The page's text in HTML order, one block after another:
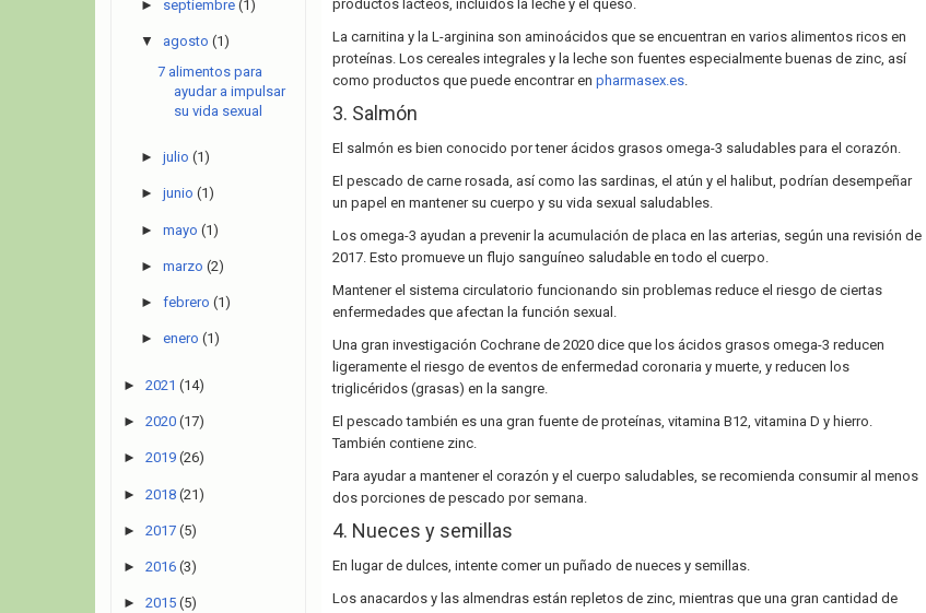
productos lácteos, incluidos la leche y el queso.
La carnitina y la L-arginina son aminoácidos que se encuentran en varios alimentos ricos en
proteínas. Los cereales integrales y la leche son fuentes especialmente buenas de zinc, así
como productos que puede encontrar en pharmasex.es.
3. Salmón
El salmón es bien conocido por tener ácidos grasos omega-3 saludables para el corazón.
El pescado de carne rosada, así como las sardinas, el atún y el halibut, podrían desempeñar
un papel en mantener su cuerpo y su vida sexual saludables.
Los omega-3 ayudan a prevenir la acumulación de placa en las arterias, según una revisión de
2017. Esto promueve un flujo sanguíneo saludable en todo el cuerpo.
Mantener el sistema circulatorio funcionando sin problemas reduce el riesgo de ciertas
enfermedades que afectan la función sexual.
Una gran investigación Cochrane de 2020 dice que los ácidos grasos omega-3 reducen
ligeramente el riesgo de eventos de enfermedad coronaria y muerte, y reducen los
triglicéridos (grasas) en la sangre.
El pescado también es una gran fuente de proteínas, vitamina B12, vitamina D y hierro.
También contiene zinc.
Para ayudar a mantener el corazón y el cuerpo saludables, se recomienda consumir al menos
dos porciones de pescado por semana.
4. Nueces y semillas
En lugar de dulces, intente comer un puñado de nueces y semillas.
Los anacardos y las almendras están repletos de zinc, mientras que una gran cantidad de
► septiembre (1)
▼ agosto (1)
7 alimentos para
ayudar a impulsar
su vida sexual
► julio (1)
► junio (1)
► mayo (1)
► marzo (2)
► febrero (1)
► enero (1)
► 2021 (14)
► 2020 (17)
► 2019 (26)
► 2018 (21)
► 2017 (5)
► 2016 (3)
► 2015 (5)